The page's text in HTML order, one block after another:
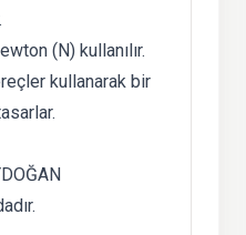
(N) kullanılır.
kullanarak bir